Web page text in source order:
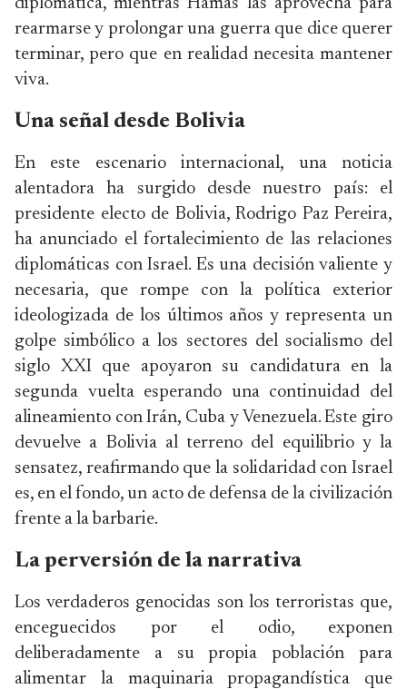
diplomática, mientras Hamás las aprovecha para
rearmarse y prolongar una guerra que dice querer
terminar, pero que en realidad necesita mantener
viva.
Una señal desde Bolivia
En este escenario internacional, una noticia
alentadora ha surgido desde nuestro país: el
presidente electo de Bolivia, Rodrigo Paz Pereira,
ha anunciado el fortalecimiento de las relaciones
diplomáticas con Israel. Es una decisión valiente y
necesaria, que rompe con la política exterior
ideologizada de los últimos años y representa un
golpe simbólico a los sectores del socialismo del
siglo XXI que apoyaron su candidatura en la
segunda vuelta esperando una continuidad del
alineamiento con Irán, Cuba y Venezuela. Este giro
devuelve a Bolivia al terreno del equilibrio y la
sensatez, reafirmando que la solidaridad con Israel
es, en el fondo, un acto de defensa de la civilización
frente a la barbarie.
La perversión de la narrativa
Los verdaderos genocidas son los terroristas que,
enceguecidos por el odio, exponen
deliberadamente a su propia población para
alimentar la maquinaria propagandística que